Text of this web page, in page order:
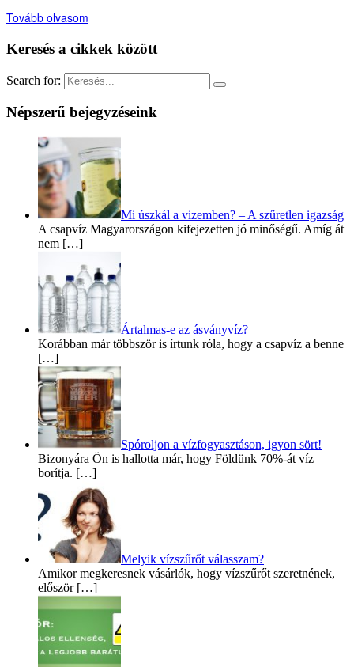
Tovább olvasom
Keresés a cikkek között
Search for:
Népszerű bejegyzéseink
Mi úszkál a vizemben? – A szűretlen igazság
A csapvíz Magyarországon kifejezetten jó minőségű. Amíg át
nem […]
Ártalmas-e az ásványvíz?
Korábban már többször is írtunk róla, hogy a csapvíz a benne
[…]
Spóroljon a vízfogyasztáson, igyon sört!
Bizonyára Ön is hallotta már, hogy Földünk 70%-át víz
borítja. […]
Melyik vízszűrőt válasszam?
Amikor megkeresnek vásárlók, hogy vízszűrőt szeretnének,
először […]